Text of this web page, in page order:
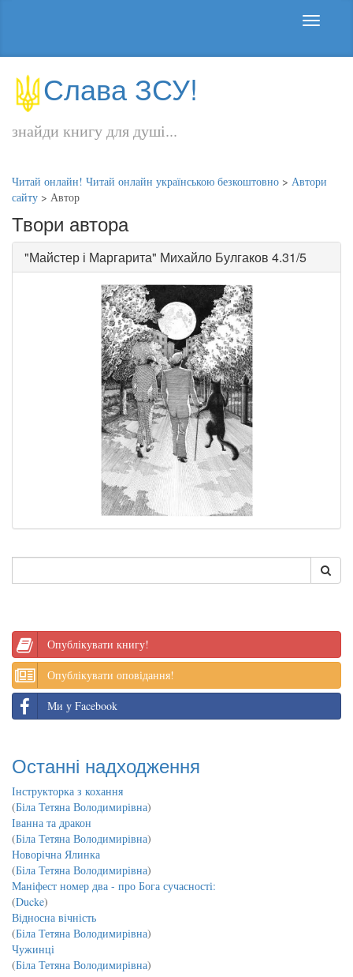
Слава ЗСУ!
знайди книгу для душі...
Читай онлайн! Читай онлайн українською безкоштовно > Автори
сайту > Автор
Твори автора
"Майстер і Маргарита" Михайло Булгаков 4.31/5
Опублікувати книгу!
Опублікувати оповідання!
Ми у Facebook
Останні надходження
Інструкторка з кохання
(Біла Тетяна Володимирівна)
Іванна та дракон
(Біла Тетяна Володимирівна)
Новорічна Ялинка
(Біла Тетяна Володимирівна)
Маніфест номер два - про Бога сучасності:
(Ducke)
Відносна вічність
(Біла Тетяна Володимирівна)
Чужинці
(Біла Тетяна Володимирівна)